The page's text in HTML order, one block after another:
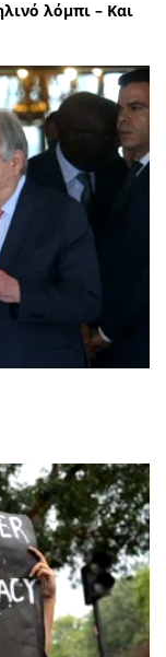
λόμπι – Και